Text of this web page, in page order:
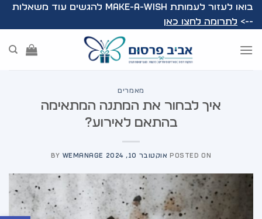
Skip
to
בואו לעזור לעמותת Make-A-Wish להגשים עוד משאלות
--> לתרומה לחצו כאן
מאמרים
איך לבחור את המתנה המתאימה
בהתאם לאירוע?
POSTED ON אוקטובר 10, 2024 BY WEMANAGE